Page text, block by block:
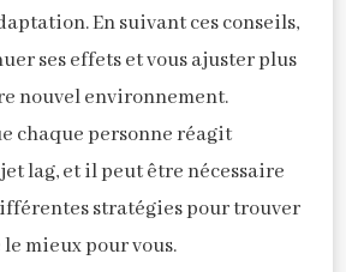
En suivant ces conseils,
ses effets et vous ajuster plus
nouvel environnement.
chaque personne réagit
lag, et il peut être nécessaire
stratégies pour trouver
mieux pour vous.